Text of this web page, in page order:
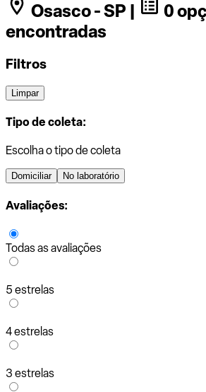
Osasco - SP |
0
encontradas
Filtros
Limpar
Tipo de coleta:
Escolha o tipo de coleta
Domiciliar No laboratório
Avaliações:
Todas as avaliações
5 estrelas
4 estrelas
3 estrelas